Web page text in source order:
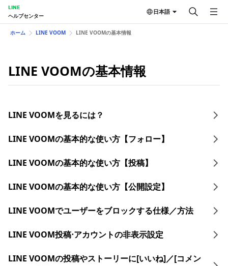
LINE
ヘルプセンター
日本語
ホーム LINE VOOM LINE VOOMの基本情報
LINE VOOMの基本情報
LINE VOOMを見るには？
LINE VOOMの基本的な使い方【フォロー】
LINE VOOMの基本的な使い方【投稿】
LINE VOOMの基本的な使い方【公開設定】
LINE VOOMでユーザーをブロックする仕様／方法
LINE VOOM投稿⋅アカウントの非表示設定
LINE VOOMの投稿やストーリーに[いいね]／[コメン